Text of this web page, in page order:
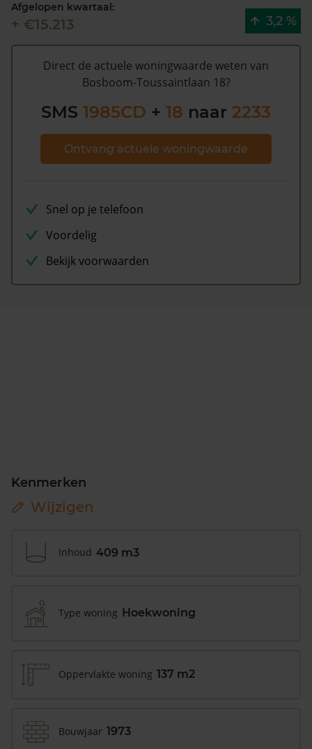
Velsen een WOZ waarde van €407.000 (2020). Volgens
Kadasterdata is de kans laag dat deze waarde te hoog
is en dat er bespaard zou kunnen worden op de
gemeentelijke belastingen. Met hetgratis WOZ alarm
bent u elk jaar op de hoogte van uw laatste WOZ
Afgelopen kwartaal:
+ €15.213 3,2 %
Direct de actuele woningwaarde weten van
Bosboom-Toussaintlaan 18?
SMS 1985CD + 18 naar 2233
Ontvang actuele woningwaarde
Snel op je telefoon
Voordelig
Bekijk voorwaarden
Kenmerken
Wijzigen
Inhoud 409 m3
Type woning Hoekwoning
Oppervlakte woning 137 m2
Bouwjaar 1973